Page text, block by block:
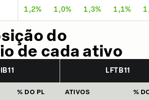
1,2% 1,0% 1,3% 1,1%
do
de cada ativo
LFTB11
% DO PL ATIVOS %